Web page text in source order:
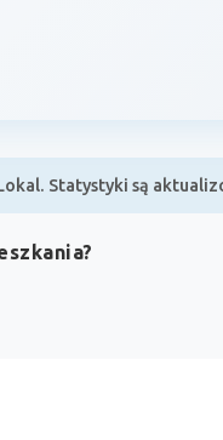
Statystyki są